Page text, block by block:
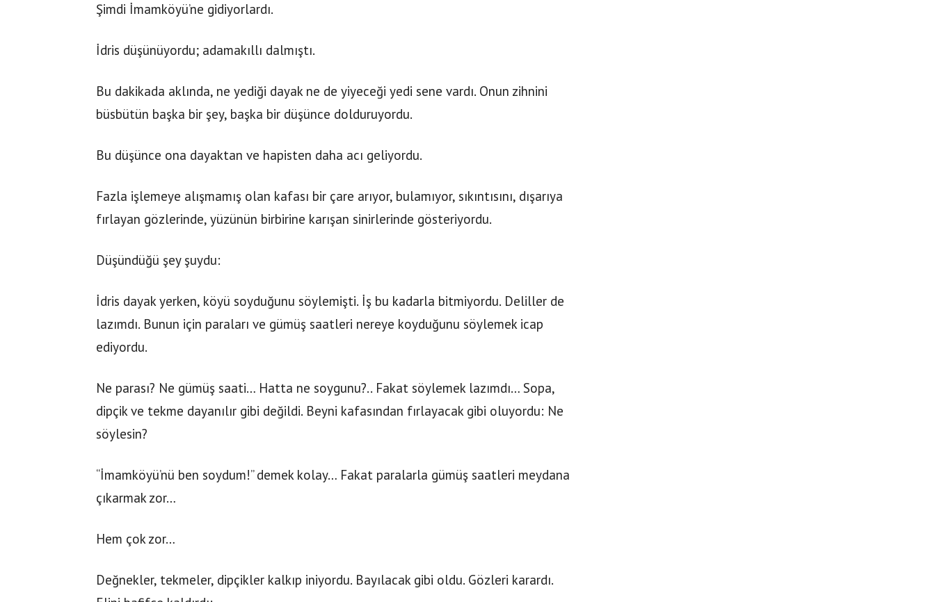
Şimdi İmamköyü’ne gidiyorlardı.
İdris düşünüyordu; adamakıllı dalmıştı.
Bu dakikada aklında, ne yediği dayak ne de yiyeceği yedi sene vardı. Onun zihnini
büsbütün başka bir şey, başka bir düşünce dolduruyordu.
Bu düşünce ona dayaktan ve hapisten daha acı geliyordu.
Fazla işlemeye alışmamış olan kafası bir çare arıyor, bulamıyor, sıkıntısını, dışarıya
fırlayan gözlerinde, yüzünün birbirine karışan sinirlerinde gösteriyordu.
Düşündüğü şey şuydu:
İdris dayak yerken, köyü soyduğunu söylemişti. İş bu kadarla bitmiyordu. Deliller de
lazımdı. Bunun için paraları ve gümüş saatleri nereye koyduğunu söylemek icap
ediyordu.
Ne parası? Ne gümüş saati… Hatta ne soygunu?.. Fakat söylemek lazımdı… Sopa,
dipçik ve tekme dayanılır gibi değildi. Beyni kafasından fırlayacak gibi oluyordu: Ne
söylesin?
“İmamköyü’nü ben soydum!” demek kolay… Fakat paralarla gümüş saatleri meydana
çıkarmak zor…
Hem çok zor…
Değnekler, tekmeler, dipçikler kalkıp iniyordu. Bayılacak gibi oldu. Gözleri karardı.